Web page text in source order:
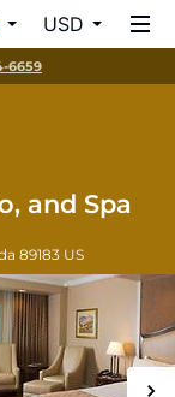
USD
6659
and Spa
89183 US